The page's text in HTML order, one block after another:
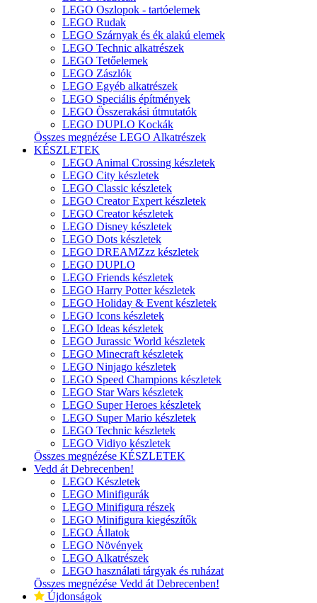
LEGO Oszlopok - tartóelemek
LEGO Rudak
LEGO Szárnyak és ék alakú elemek
LEGO Technic alkatrészek
LEGO Tetőelemek
LEGO Zászlók
LEGO Egyéb alkatrészek
LEGO Speciális építmények
LEGO Összerakási útmutatók
LEGO DUPLO Kockák
Összes megnézése LEGO Alkatrészek
KÉSZLETEK
LEGO Animal Crossing készletek
LEGO City készletek
LEGO Classic készletek
LEGO Creator Expert készletek
LEGO Creator készletek
LEGO Disney készletek
LEGO Dots készletek
LEGO DREAMZzz készletek
LEGO DUPLO
LEGO Friends készletek
LEGO Harry Potter készletek
LEGO Holiday & Event készletek
LEGO Icons készletek
LEGO Ideas készletek
LEGO Jurassic World készletek
LEGO Minecraft készletek
LEGO Ninjago készletek
LEGO Speed Champions készletek
LEGO Star Wars készletek
LEGO Super Heroes készletek
LEGO Super Mario készletek
LEGO Technic készletek
LEGO Vidiyo készletek
Összes megnézése KÉSZLETEK
Vedd át Debrecenben!
LEGO Készletek
LEGO Minifigurák
LEGO Minifigura részek
LEGO Minifigura kiegészítők
LEGO Állatok
LEGO Növények
LEGO Alkatrészek
LEGO használati tárgyak és ruházat
Összes megnézése Vedd át Debrecenben!
Újdonságok